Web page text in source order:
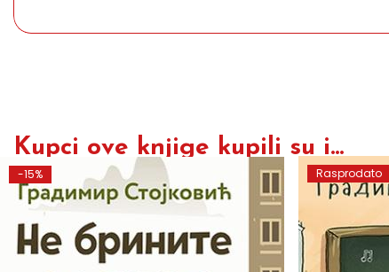
Kupci ove knjige kupili su i...
-15% Rasprodato